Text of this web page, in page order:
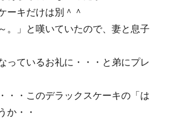
ーキだけは別＾＾
。」と嘆いていたので、妻と息子
っているお礼に・・・と弟にプレ
・・このデラックスケーキの「は
か・・